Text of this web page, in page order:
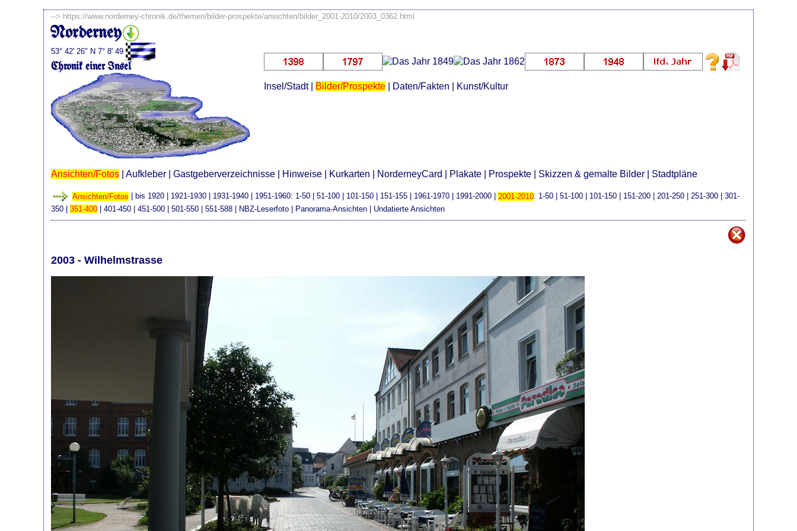
--> https://www.norderney-chronik.de/themen/bilder-prospekte/ansichten/bilder_2001-2010/2003_0362.html
Norderney
53° 42' 26" N 7° 8' 49
Chronik einer Insel
Insel/Stadt| Bilder/Prospekte| Daten/Fakten Kunst/Kultur
Ansichten/Fotos |Aufkleber |Gastgeberverzeichnisse Hinweise Kurkarten NorderneyCard Plakate Prospekte Skizzen & gemalte Bilder Stadtpläne
Ansichten/Fotos bis 1920 1921-1930 1931-1940 1951-1960: 1-50 |51-100 101-150 151-155 1961-1970 1991-2000 2001-2010: 1-50 |51-100 101-150 151-200 |201-250 |251-300 |301-
350 |351-400 |401-450 |451-500 |501-550 |551-588 NBZ-Leserfoto Panorama-Ansichten Undatierte Ansichten
2003 - Wilhelmstrasse